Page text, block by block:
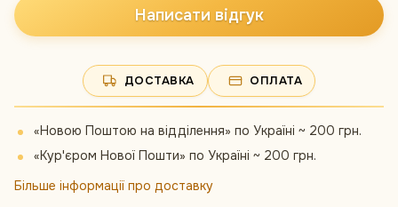
Написати відгук
ДОСТАВКА ОПЛАТА
«Новою Поштою на відділення» по Україні ~ 200 грн.
«Кур'єром Нової Пошти» по Україні ~ 200 грн.
Більше інформації про доставку